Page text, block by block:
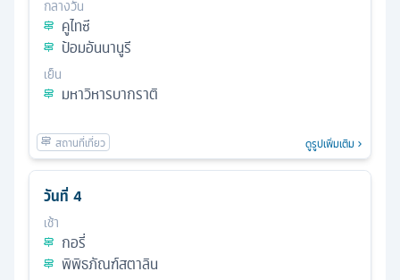
กลางวัน
คูไทซี
ป้อมอันนานูรี
เย็น
มหาวิหารบากราติ
ดูรูปเพิ่มเติม
วันที่ 4
เช้า
กอรี่
พิพิธภัณฑ์สตาลิน